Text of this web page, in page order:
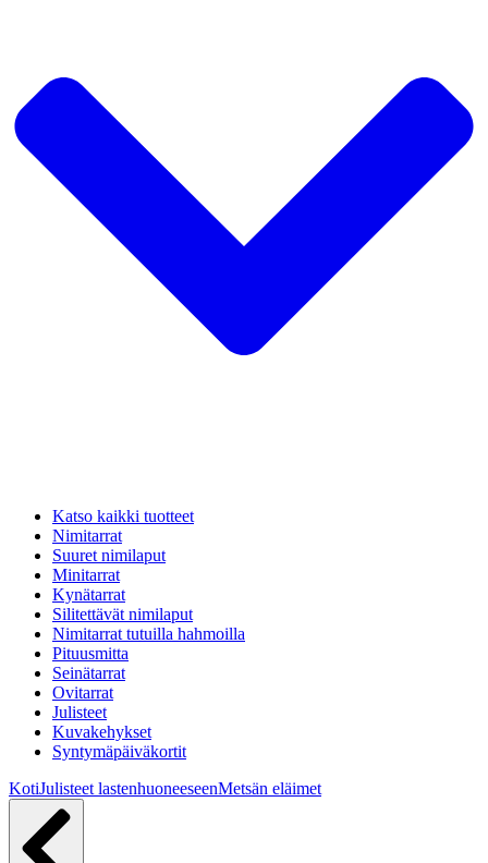
Katso kaikki tuotteet
Nimitarrat
Suuret nimilaput
Minitarrat
Kynätarrat
Silitettävät nimilaput
Nimitarrat tutuilla hahmoilla
Pituusmitta
Seinätarrat
Ovitarrat
Julisteet
Kuvakehykset
Syntymäpäiväkortit
KotiJulisteet lastenhuoneeseenMetsän eläimet